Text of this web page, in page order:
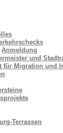
Anmeldung
und
für Migration und
Terrassen